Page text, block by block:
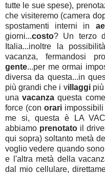
tutte le sue spese),
che visiteremo (camera
spostamenti interni in
giorni...costo? Un terzo
Italia...inoltre la
vacanza, fermandosi
gente...per me ormai
diversa da questa...in
più grandi che i villaggipiù
unavacanza questa
force (con orariimpossibili
me si, questa è LA
abbiamo prenotatoil
qui sopra) soltanto metà
voglio vedere quando
e l'altra metà della
dal mio cellulare,